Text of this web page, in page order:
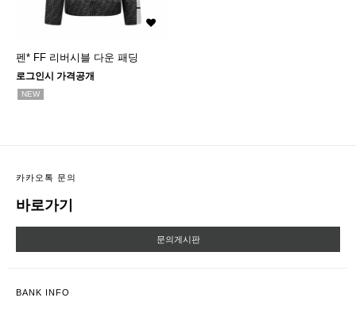
펜* FF 리버시블 다운 패딩
로그인시 가격공개
NEW
카카오톡 문의
바로가기
문의게시판
BANK INFO